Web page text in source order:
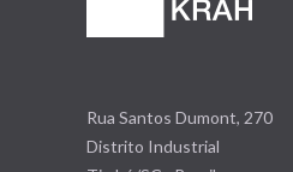
Rua Santos Dumont, 270
Distrito Industrial